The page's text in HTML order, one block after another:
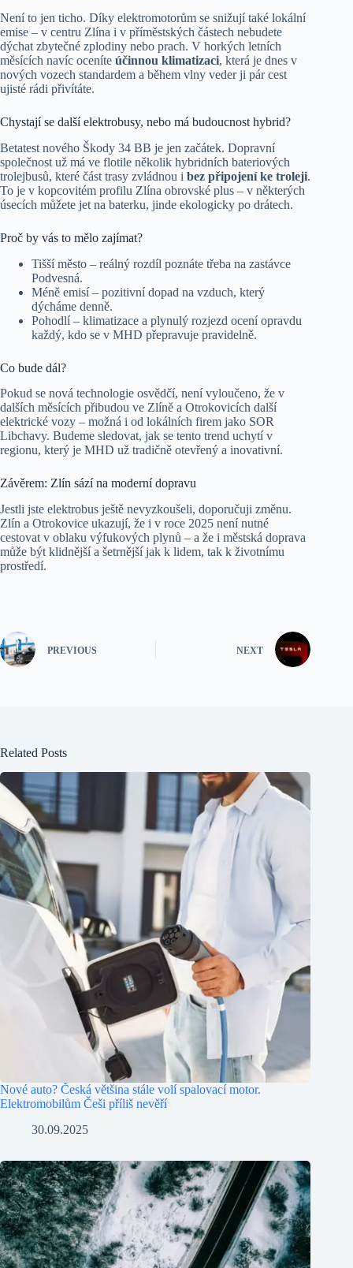
Není to jen ticho. Díky elektromotorům se snižují také lokální
emise – v centru Zlína i v příměstských částech nebudete
dýchat zbytečné zplodiny nebo prach. V horkých letních
měsících navíc oceníte účinnou klimatizaci, která je dnes v
nových vozech standardem a během vlny veder ji pár cest
ujisté rádi přivítáte.
Chystají se další elektrobusy, nebo má budoucnost hybrid?
Betatest nového Škody 34 BB je jen začátek. Dopravní
společnost už má ve flotile několik hybridních bateriových
trolejbusů, které část trasy zvládnou i bez připojení ke troleji.
To je v kopcovitém profilu Zlína obrovské plus – v některých
úsecích můžete jet na baterku, jinde ekologicky po drátech.
Proč by vás to mělo zajímat?
Tišší město – reálný rozdíl poznáte třeba na zastávce
Podvesná.
Méně emisí – pozitivní dopad na vzduch, který
dýcháme denně.
Pohodlí – klimatizace a plynulý rozjezd ocení opravdu
každý, kdo se v MHD přepravuje pravidelně.
Co bude dál?
Pokud se nová technologie osvědčí, není vyloučeno, že v
dalších měsících přibudou ve Zlíně a Otrokovicích další
elektrické vozy – možná i od lokálních firem jako SOR
Libchavy. Budeme sledovat, jak se tento trend uchytí v
regionu, který je MHD už tradičně otevřený a inovativní.
Závěrem: Zlín sází na moderní dopravu
Jestli jste elektrobus ještě nevyzkoušeli, doporučuji změnu.
Zlín a Otrokovice ukazují, že i v roce 2025 není nutné
cestovat v oblaku výfukových plynů – a že i městská doprava
může být klidnější a šetrnější jak k lidem, tak k životnímu
prostředí.
PREVIOUS NEXT
Related Posts
Nové auto? Česká většina stále volí spalovací motor.
Elektromobilům Češi příliš nevěří
30.09.2025